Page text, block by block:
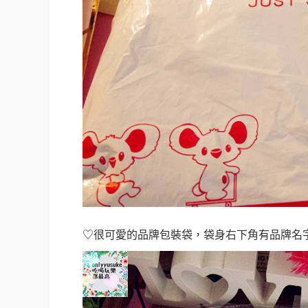
♡很可愛的品牌包裝袋，袋身右下角有品牌名